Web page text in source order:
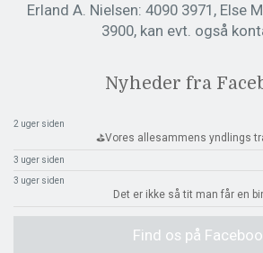
Erland A. Nielsen: 4090 3971, Else
3900, kan evt. også
Nyheder fra
2 uger siden
⛳️Vores allesammens yndlings
3 uger siden
3 uger siden
Det er ikke så tit man får en
Find os på